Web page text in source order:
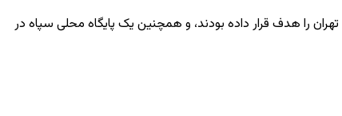
را هدف قرار داده بودند، و همچنین یک پایگاه محلی سپاه در